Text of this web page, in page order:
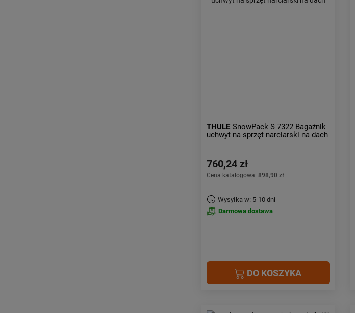
THULE SnowPack S 7322 Bagażnik
uchwyt na sprzęt narciarski na dach
760,24 zł
Cena katalogowa: 898,90 zł
Wysyłka w: 5-10 dni
Darmowa dostawa
DO KOSZYKA